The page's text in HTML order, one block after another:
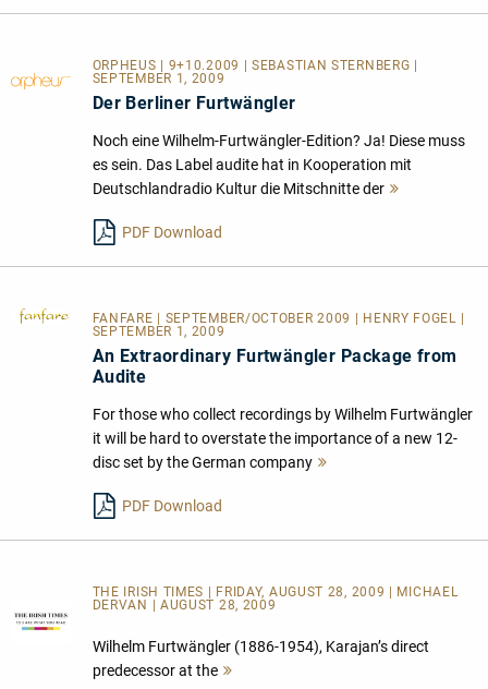
ORPHEUS | 9+10.2009 | SEBASTIAN STERNBERG |
SEPTEMBER 1, 2009
Der Berliner Furtwängler
Noch eine Wilhelm-Furtwängler-Edition? Ja! Diese muss
es sein. Das Label audite hat in Kooperation mit
Deutschlandradio Kultur die Mitschnitte der
PDF Download
FANFARE | SEPTEMBER/OCTOBER 2009 | HENRY FOGEL |
SEPTEMBER 1, 2009
An Extraordinary Furtwängler Package from
Audite
For those who collect recordings by Wilhelm Furtwängler
it will be hard to overstate the importance of a new 12-
disc set by the German company
PDF Download
THE IRISH TIMES | FRIDAY, AUGUST 28, 2009 | MICHAEL
DERVAN | AUGUST 28, 2009
Wilhelm Furtwängler (1886-1954), Karajan’s direct
predecessor at the